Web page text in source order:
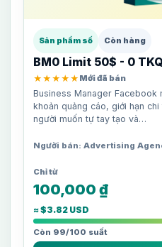
Sản phẩm số Còn hàng
BM0 Limit 50$ - 0
★★★★★ Mới đã bán
Business Manager Facebook
khoản quảng cáo, giới hạn
người muốn tự tay tạo và…
Người bán: Advertising
100,000 ₫
≈ $3.82 USD
Còn 99/100 suất